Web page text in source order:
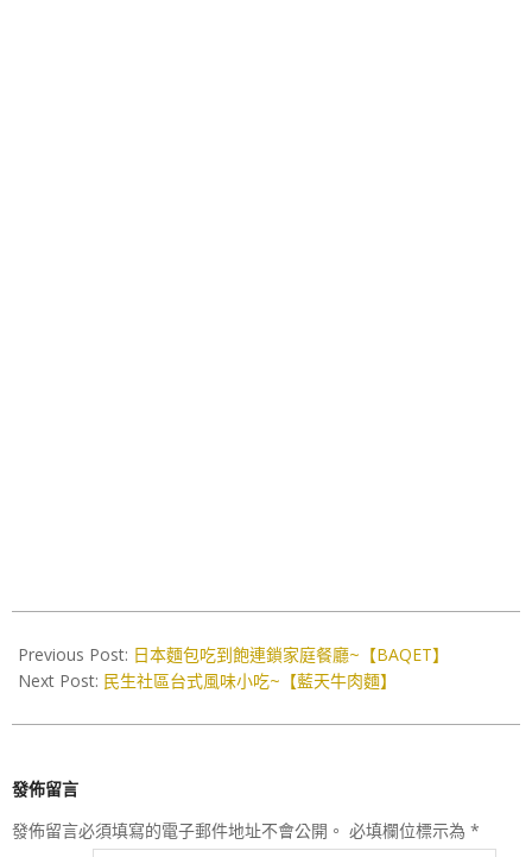
10-
11
Previous Post: 日本麵包吃到飽連鎖家庭餐廳~【BAQET】
Next Post: 民生社區台式風味小吃~【藍天牛肉麵】
發佈留言
發佈留言必須填寫的電子郵件地址不會公開。 必填欄位標示為 *